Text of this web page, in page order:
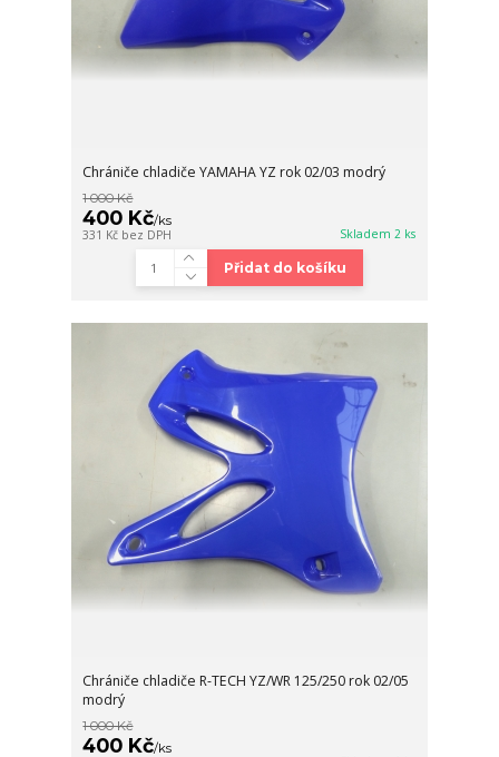
Chrániče chladiče YAMAHA YZ rok 02/03 modrý
1 000 Kč
400 Kč/ks
331 Kč bez DPH Skladem 2 ks
Přidat do košíku
Chrániče chladiče R-TECH YZ/WR 125/250 rok 02/05
modrý
1 000 Kč
400 Kč/ks